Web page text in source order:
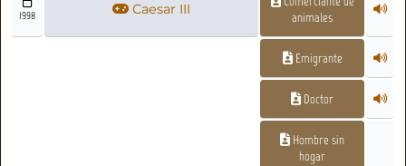
1998 Caesar III
animales
Emigrante
Doctor
Hombre sin
hogar